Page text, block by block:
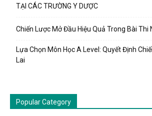
TẠI CÁC TRƯỜNG Y DƯỢC
Chiến Lược Mở Đầu Hiệu Quả Trong Bài Thi
Lựa Chọn Môn Học A Level: Quyết Định
Lai
Popular Category